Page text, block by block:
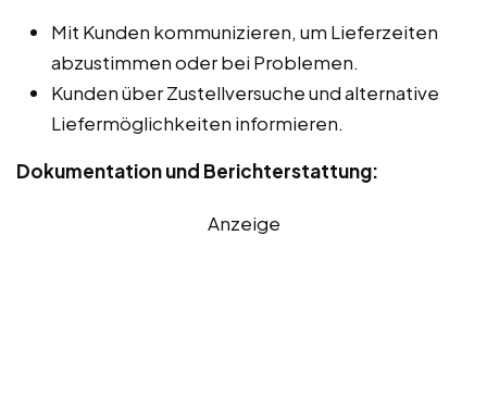
Mit Kunden kommunizieren, um Lieferzeiten
abzustimmen oder bei Problemen.
Kunden über Zustellversuche und alternative
Liefermöglichkeiten informieren.
Dokumentation und Berichterstattung:
Anzeige